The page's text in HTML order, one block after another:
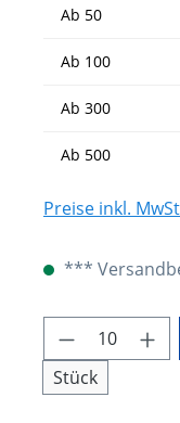
Ab 50
Ab 100
Ab 300
Ab 500
Preise inkl.
***
Produkt
Stück